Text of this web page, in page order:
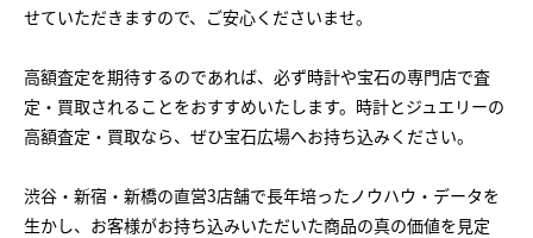
せていただきますので、ご安心くださいませ。
高額査定を期待するのであれば、必ず時計や宝石の専門店で査
定・買取されることをおすすめいたします。時計とジュエリーの
高額査定・買取なら、ぜひ宝石広場へお持ち込みください。
渋谷・新宿・新橋の直営3店舗で長年培ったノウハウ・データを
生かし、お客様がお持ち込みいただいた商品の真の価値を見定